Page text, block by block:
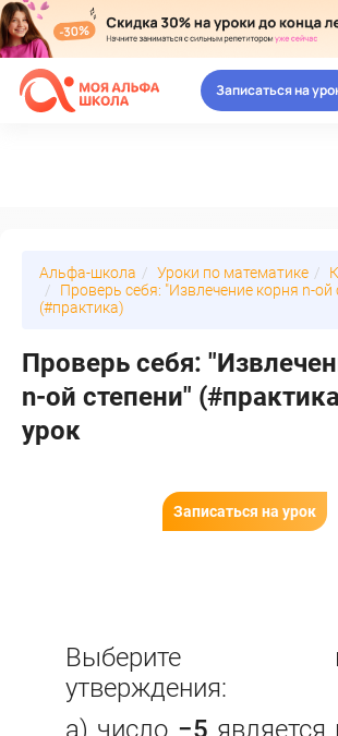
Записаться на
Альфа-школа Уроки по математике
Проверь себя: "Извлечение корня n-ой
(#практика)
Проверь себя:
n-ой степени"
урок
Записаться на урок
Выберите
утверждения:
а) число −5 является